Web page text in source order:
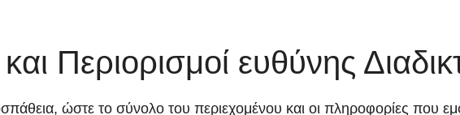
Περιορισμοί ευθύνης
ώστε το σύνολο του περιεχομένου και οι πληροφορίες που